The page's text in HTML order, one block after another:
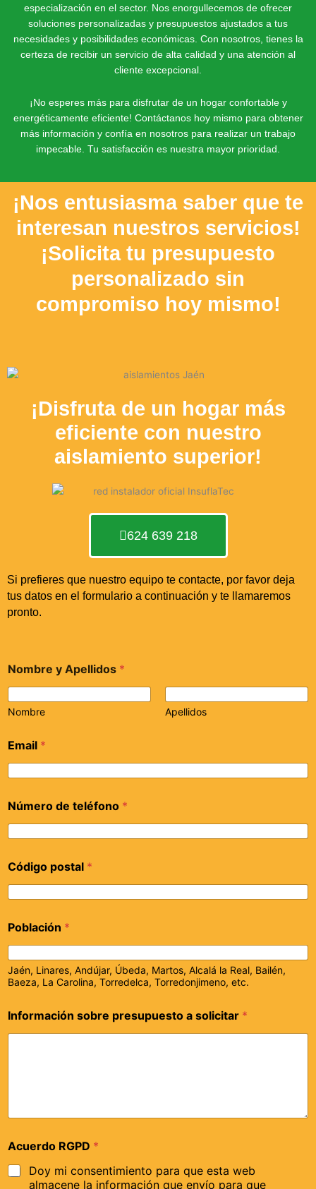
especialización en el sector. Nos enorgullecemos de ofrecer
soluciones personalizadas y presupuestos ajustados a tus
necesidades y posibilidades económicas. Con nosotros, tienes la
certeza de recibir un servicio de alta calidad y una atención al
cliente excepcional.
¡No esperes más para disfrutar de un hogar confortable y
energéticamente eficiente! Contáctanos hoy mismo para obtener
más información y confía en nosotros para realizar un trabajo
impecable. Tu satisfacción es nuestra mayor prioridad.
¡Nos entusiasma saber que te
interesan nuestros servicios!
¡Solicita tu presupuesto
personalizado sin
compromiso hoy mismo!
¡Disfruta de un hogar más
eficiente con nuestro
aislamiento superior!
624 639 218
Si prefieres que nuestro equipo te contacte, por favor deja
tus datos en el formulario a continuación y te llamaremos
pronto.
Nombre y Apellidos *
Nombre Apellidos
Email *
Número de teléfono *
Código postal *
Población *
Jaén, Linares, Andújar, Úbeda, Martos, Alcalá la Real, Bailén,
Baeza, La Carolina, Torredelca, Torredonjimeno, etc.
Información sobre presupuesto a solicitar *
Acuerdo RGPD *
Doy mi consentimiento para que esta web
almacene la información que envío para que